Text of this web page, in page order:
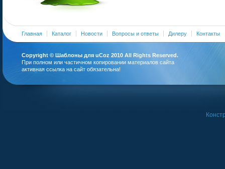
Главная Каталог Новости Вопросы и ответы Дилеру Контакты
Copyright © Шаблоны для uCoz 2010 All Rights Reserved.
При полном или частичном копировании материалов сайта
активная ссылка на сайт обязательна!